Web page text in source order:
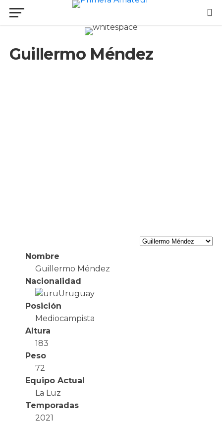
Guillermo Méndez
Nombre
Guillermo Méndez
Nacionalidad
Uruguay
Posición
Mediocampista
Altura
183
Peso
72
Equipo Actual
La Luz
Temporadas
2021